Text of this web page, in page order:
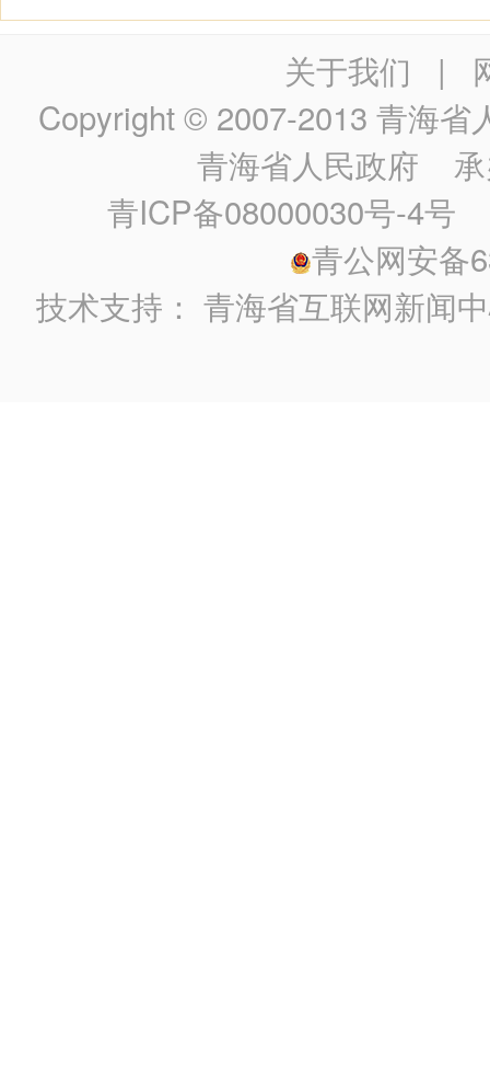
关于我们 |
Copyright © 2007-2013 青海省
青海省人民政府 承
青ICP备08000030号-4号
青公网安备
技术支持：青海省互联网新闻